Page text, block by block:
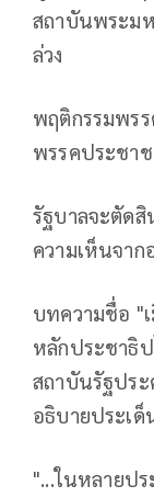
สถาบันพระม
ล่วง
พฤติกรรมพร
พรรคประชา
รัฐบาลจะตัดสิ
ความเห็นจาก
บทความชื่อ "
หลักประชาธิ
สถาบันรัฐปร
อธิบายประเด็
"...ในหลายป